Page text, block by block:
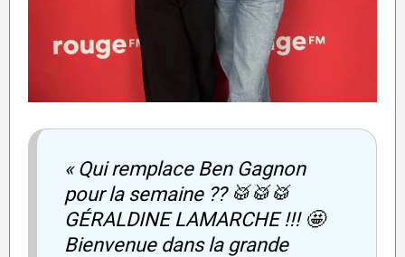
« Qui remplace Ben Gagnon
pour la semaine ?? 🥁🥁🥁
GÉRALDINE LAMARCHE !!! 🤩
Bienvenue dans la grande